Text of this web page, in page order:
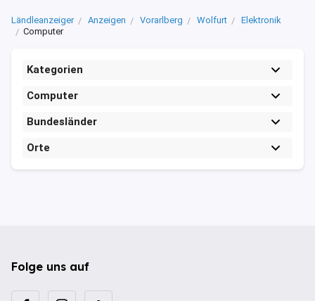
Ländleanzeiger Anzeigen Vorarlberg Wolfurt
Elektronik
Computer
Kategorien
Computer
Bundesländer
Orte
Folge uns auf